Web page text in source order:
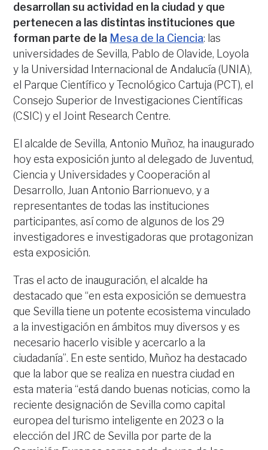
desarrollan su actividad en la ciudad y que
pertenecen a las distintas instituciones que
forman parte de la Mesa de la Ciencia: las
universidades de Sevilla, Pablo de Olavide, Loyola
y la Universidad Internacional de Andalucía (UNIA),
el Parque Científico y Tecnológico Cartuja (PCT), el
Consejo Superior de Investigaciones Científicas
(CSIC) y el Joint Research Centre.
El alcalde de Sevilla, Antonio Muñoz, ha inaugurado
hoy esta exposición junto al delegado de Juventud,
Ciencia y Universidades y Cooperación al
Desarrollo, Juan Antonio Barrionuevo, y a
representantes de todas las instituciones
participantes, así como de algunos de los 29
investigadores e investigadoras que protagonizan
esta exposición.
Tras el acto de inauguración, el alcalde ha
destacado que “en esta exposición se demuestra
que Sevilla tiene un potente ecosistema vinculado
a la investigación en ámbitos muy diversos y es
necesario hacerlo visible y acercarlo a la
ciudadanía”. En este sentido, Muñoz ha destacado
que la labor que se realiza en nuestra ciudad en
esta materia “está dando buenas noticias, como la
reciente designación de Sevilla como capital
europea del turismo inteligente en 2023 o la
elección del JRC de Sevilla por parte de la